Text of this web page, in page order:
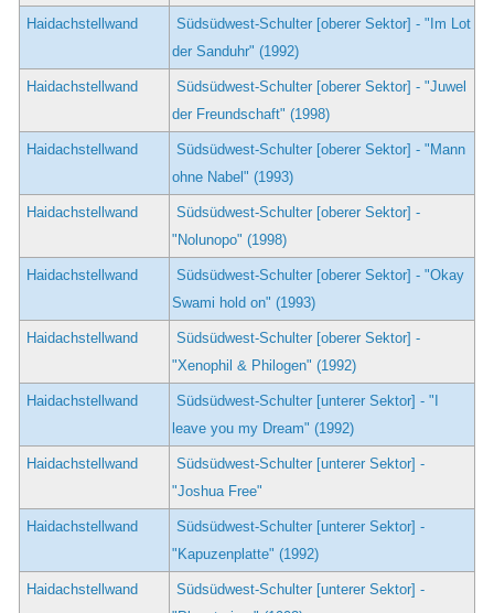
Haidachstellwand
Südsüdwest-Schulter [oberer Sektor] - "Im Lot
der Sanduhr" (1992)
Haidachstellwand
Südsüdwest-Schulter [oberer Sektor] - "Juwel
der Freundschaft" (1998)
Haidachstellwand
Südsüdwest-Schulter [oberer Sektor] - "Mann
ohne Nabel" (1993)
Haidachstellwand
Südsüdwest-Schulter [oberer Sektor] -
"Nolunopo" (1998)
Haidachstellwand
Südsüdwest-Schulter [oberer Sektor] - "Okay
Swami hold on" (1993)
Haidachstellwand
Südsüdwest-Schulter [oberer Sektor] -
"Xenophil & Philogen" (1992)
Haidachstellwand
Südsüdwest-Schulter [unterer Sektor] - "I
leave you my Dream" (1992)
Haidachstellwand
Südsüdwest-Schulter [unterer Sektor] -
"Joshua Free"
Haidachstellwand
Südsüdwest-Schulter [unterer Sektor] -
"Kapuzenplatte" (1992)
Haidachstellwand
Südsüdwest-Schulter [unterer Sektor] -